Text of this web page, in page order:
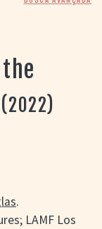
(2022)
.
LAMF Los